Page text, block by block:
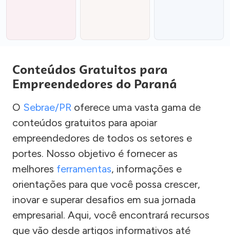
Conteúdos Gratuitos para
Empreendedores do Paraná
O Sebrae/PR oferece uma vasta gama de
conteúdos gratuitos para apoiar
empreendedores de todos os setores e
portes. Nosso objetivo é fornecer as
melhores ferramentas, informações e
orientações para que você possa crescer,
inovar e superar desafios em sua jornada
empresarial. Aqui, você encontrará recursos
que vão desde artigos informativos até